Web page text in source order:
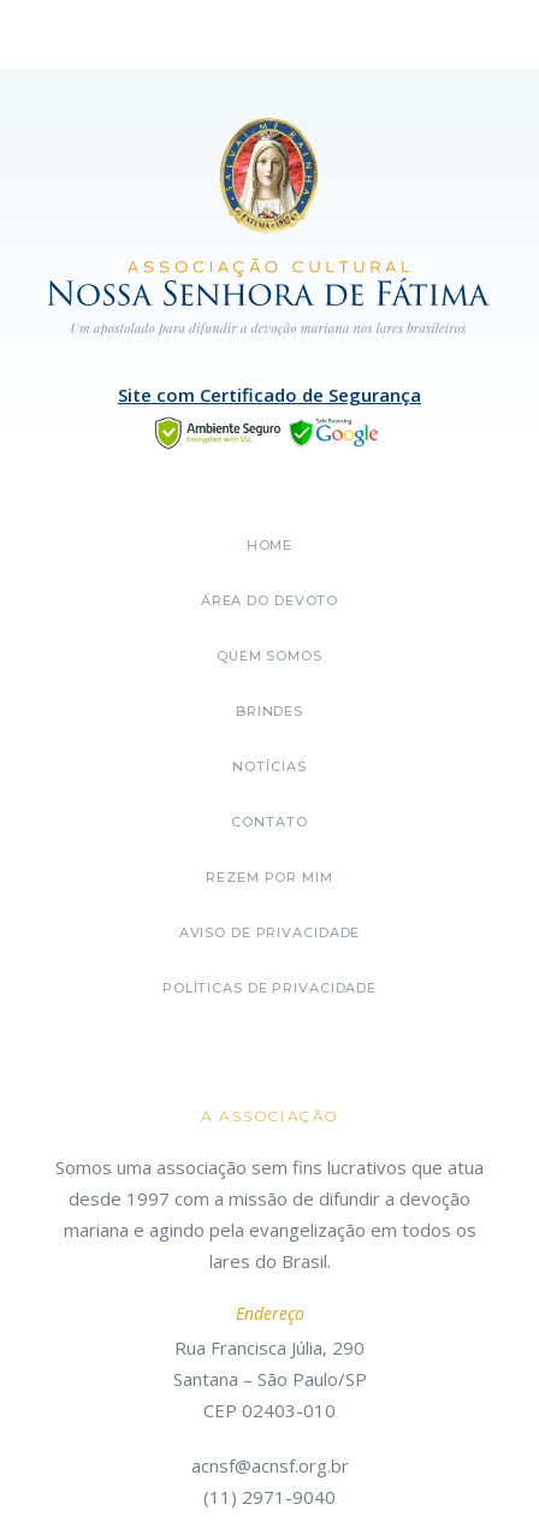
Site com Certificado de Segurança
HOME
ÁREA DO DEVOTO
QUEM SOMOS
BRINDES
NOTÍCIAS
CONTATO
REZEM POR MIM
AVISO DE PRIVACIDADE
POLÍTICAS DE PRIVACIDADE
A ASSOCIAÇÃO
Somos uma associação sem fins lucrativos que atua
desde 1997 com a missão de difundir a devoção
mariana e agindo pela evangelização em todos os
lares do Brasil.
Endereço
Rua Francisca Júlia, 290
Santana – São Paulo/SP
CEP 02403-010
acnsf@acnsf.org.br
(11) 2971-9040